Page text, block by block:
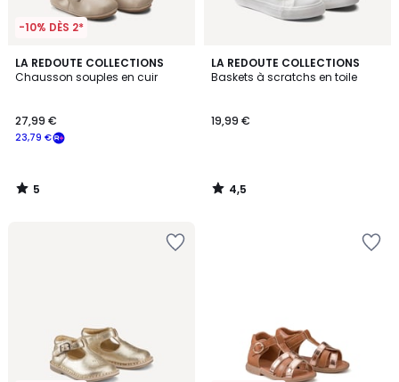
-10% DÈS 2*
LA REDOUTE COLLECTIONS
Chausson souples en cuir
23,79 €
27,99 €
5
/
5
/
LA REDOUTE COLLECTIONS
Baskets à scratchs en toile
19,99 €
4,5
/ 5
4,5
/